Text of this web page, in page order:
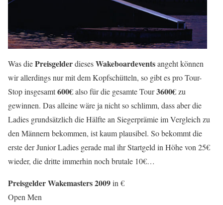
Was diePreisgelderdiesesWakeboardeventsangeht können
wir allerdings nur mit dem Kopfschütteln, so gibt es pro Tour-
Stop insgesamt600€also für die gesamte Tour3600€zu
gewinnen. Das alleine wäre ja nicht so schlimm, dass aber die
Ladies grundsätzlich die Hälfte an Siegerprämie im Vergleich zu
den Männern bekommen, ist kaum plausibel. So bekommt die
erste der Junior Ladies gerade mal ihr Startgeld in Höhe von 25€
wieder, die dritte immerhin noch brutale 10€…
Preisgelder Wakemasters 2009in €
Open Men